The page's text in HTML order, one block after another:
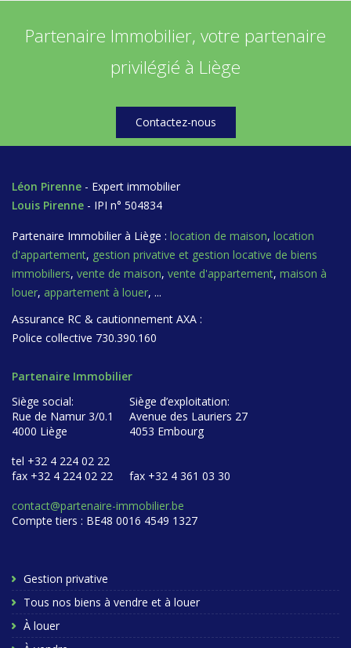
Partenaire Immobilier, votre partenaire
privilégié à Liège
Contactez-nous
Léon Pirenne - Expert immobilier
Louis Pirenne - IPI n° 504834
Partenaire Immobilier à Liège : location de maison, location
d'appartement, gestion privative et gestion locative de biens
immobiliers, vente de maison, vente d'appartement, maison à
louer, appartement à louer, ...
Assurance RC & cautionnement AXA :
Police collective 730.390.160
Partenaire Immobilier
Siège social:
Rue de Namur 3/0.1
4000 Liège
tel +32 4 224 02 22
fax +32 4 224 02 22
Siège d’exploitation:
Avenue des Lauriers 27
4053 Embourg
fax +32 4 361 03 30
contact@partenaire-immobilier.be
Compte tiers : BE48 0016 4549 1327
Gestion privative
Tous nos biens à vendre et à louer
À louer